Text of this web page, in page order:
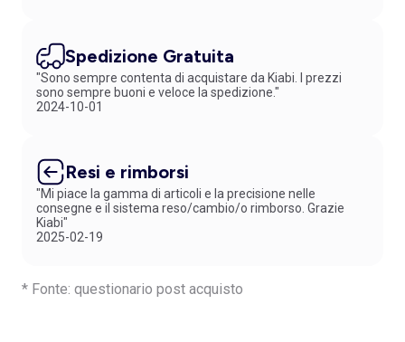
Spedizione Gratuita
"Sono sempre contenta di acquistare da Kiabi. I prezzi
sono sempre buoni e veloce la spedizione."
2024-10-01
Resi e rimborsi
"Mi piace la gamma di articoli e la precisione nelle
consegne e il sistema reso/cambio/o rimborso. Grazie
Kiabi"
2025-02-19
* Fonte: questionario post acquisto